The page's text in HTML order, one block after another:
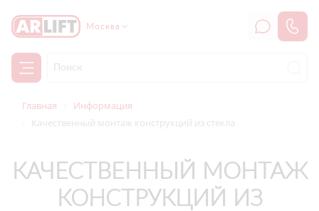
Москва
Главная
Информация
Качественный монтаж конструкций из стекла
КАЧЕСТВЕННЫЙ МОНТАЖ
КОНСТРУКЦИЙ ИЗ